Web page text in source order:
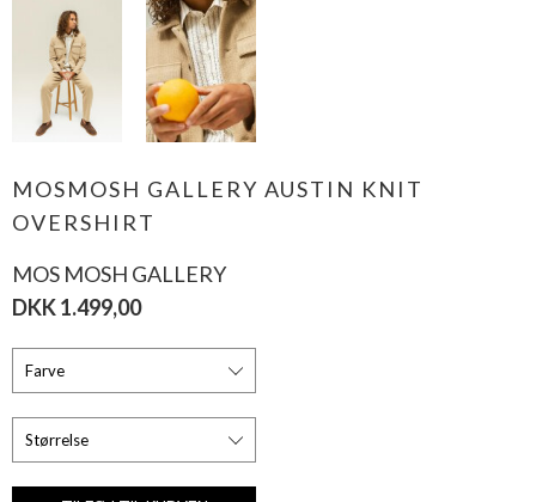
MOSMOSH GALLERY AUSTIN KNIT
OVERSHIRT
MOS MOSH GALLERY
DKK 1.499,00